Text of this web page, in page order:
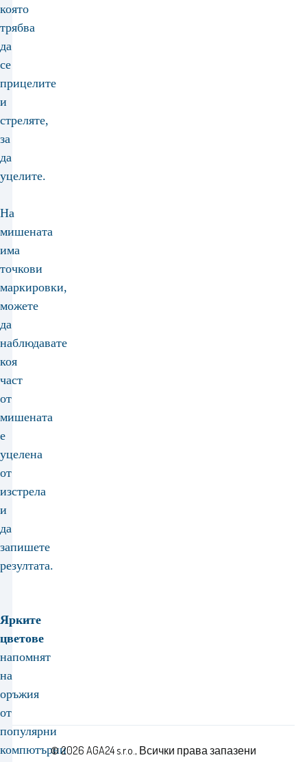
която
трябва
да
се
прицелите
и
стреляте,
за
да
уцелите.
На
мишената
има
точкови
маркировки,
можете
да
наблюдавате
коя
част
от
мишената
е
уцелена
от
изстрела
и
да
запишете
резултата.
Ярките
цветове
напомнят
на
оръжия
от
популярни
компютърни© 2026 AGA24 s.r.o., Всички права запазени